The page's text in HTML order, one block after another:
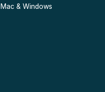
Mac & Windows